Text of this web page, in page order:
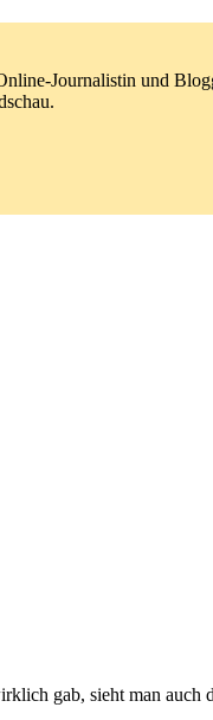
Journalistin und
gab, sieht man